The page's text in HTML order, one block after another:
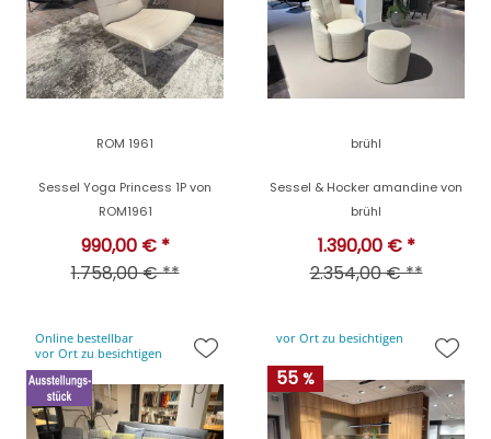
ROM 1961
Sessel Yoga Princess 1P von
ROM1961
990,00 € *
1.758,00 € **
brühl
Sessel & Hocker amandine von
brühl
1.390,00 € *
2.354,00 € **
Online bestellbar
vor Ort zu besichtigen
vor Ort zu besichtigen
55 %